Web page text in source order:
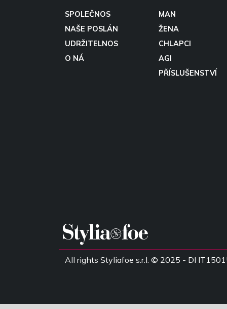
SPOLEČNOS
NAŠE POSLÁN
UDRŽITELNOS
O NÁ
MAN
ŽENA
CHLAPCI
AGI
PŘÍSLUŠENSTVÍ
All rights Styliafoe s.r.l. © 2025 - DI